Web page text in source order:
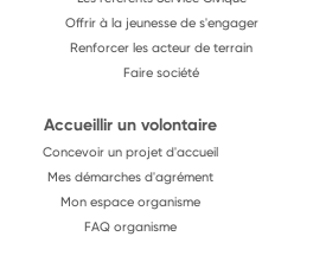
Offrir à la jeunesse de s'engager
Renforcer les acteur de terrain
Faire société
Accueillir un volontaire
Concevoir un projet d'accueil
Mes démarches d'agrément
Mon espace organisme
FAQ organisme